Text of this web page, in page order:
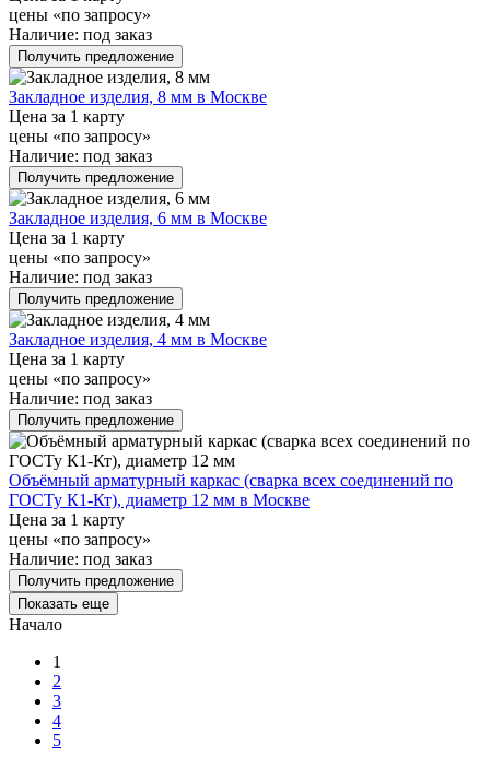
цены «по запросу»
Наличие: под заказ
Получить предложение
Закладное изделия, 8 мм в Москве
Цена за 1 карту
цены «по запросу»
Наличие: под заказ
Получить предложение
Закладное изделия, 6 мм в Москве
Цена за 1 карту
цены «по запросу»
Наличие: под заказ
Получить предложение
Закладное изделия, 4 мм в Москве
Цена за 1 карту
цены «по запросу»
Наличие: под заказ
Получить предложение
Объёмный арматурный каркас (сварка всех соединений по
ГОСТу К1-Кт), диаметр 12 мм в Москве
Цена за 1 карту
цены «по запросу»
Наличие: под заказ
Получить предложение
Показать еще
Начало
1
2
3
4
5